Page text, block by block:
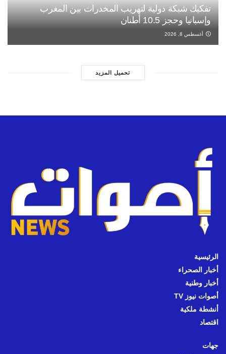
تفكيك شبكة دولية لتهريب المخدرات بين المغرب
وإسبانيا وحجز 10.5 أطنان
أغسطس 8, 2026
تحميل المزيد
الرئيسية
أخبار الصحراء
أخبار وطنية
أصوات نيوز TV
أنشطة ملكية
اقتصاد
جهات